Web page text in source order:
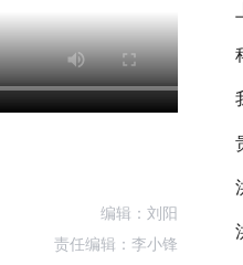
编辑：刘阳
责任编辑：李小锋